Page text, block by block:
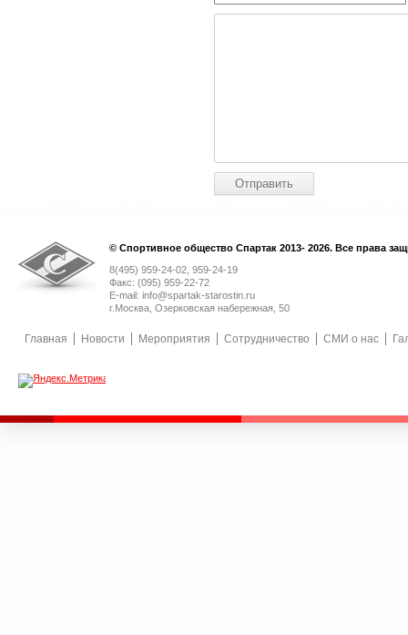
© Спортивное общество Спартак 2013- 2026. Все права
8(495) 959-24-02, 959-24-19
Факс: (095) 959-22-72
E-mail: info@spartak-starostin.ru
г.Москва, Озерковская набережная, 50
Главная Новости Мероприятия Сотрудничество СМИ о нас